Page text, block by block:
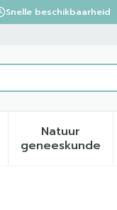
Snelle beschikbaarheid
categorie
en
voor
Natuur
geneeskunde
Toon